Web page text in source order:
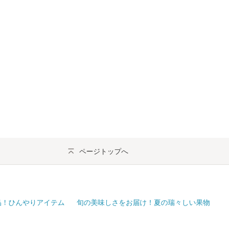
ページトップへ
ひんやりアイテム 旬の美味しさをお届け！夏の瑞々しい果物